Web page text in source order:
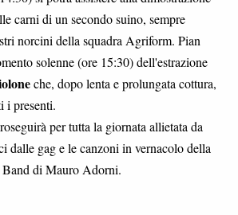
carni di un secondo suino, sempre
norcini della squadra Agriform. Pian
solenne (ore 15:30) dell'estrazione
che, dopo lenta e prolungata cottura,
i presenti.
per tutta la giornata allietata da
dalle gag e le canzoni in vernacolo della
Band di Mauro Adorni.